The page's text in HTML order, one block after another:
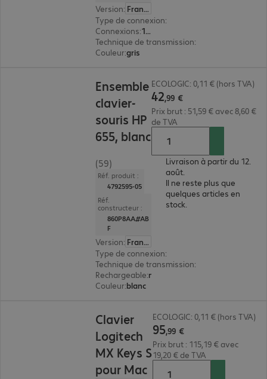
Version:
Français
Type de connexion:
Connexions: 1 x USB type A
Technique de transmission:
Couleur:gris
Ensemble
clavier-
souris HP
655, blanc
(59)
Réf. produit :
4792595-05
Réf.
constructeur :
860P8AA#AB
F
Version:
Français
Type de connexion:
Technique de transmission:
Rechargeable:
Couleur:blanc
ECOLOGIC: 0,11 € (hors TVA)
42,99 €
Prix brut : 51,59 € avec 8,60 €
de TVA
Livraison à partir du 12.
août.
Il ne reste plus que
quelques articles en
stock.
Clavier
Logitech
MX Keys S
pour Mac
ECOLOGIC: 0,11 € (hors TVA)
95,99 €
Prix brut : 115,19 € avec
19,20 € de TVA